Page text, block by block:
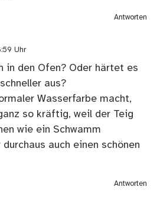
Antworten
Uhr
in den Ofen? Oder härtet es
aus?
Wasserfarbe macht,
so kräftig, weil der Teig
wie ein Schwamm
auch einen schönen
Antworten